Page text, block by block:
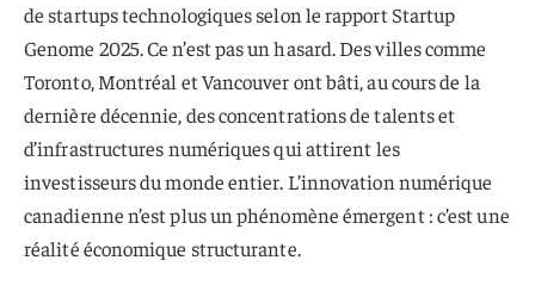
de startups technologiques selon le rapport Startup
Genome 2025. Ce n’est pas un hasard. Des villes comme
Toronto, Montréal et Vancouver ont bâti, au cours de la
dernière décennie, des concentrations de talents et
d’infrastructures numériques qui attirent les
investisseurs du monde entier. L’innovation numérique
canadienne n’est plus un phénomène émergent : c’est une
réalité économique structurante.